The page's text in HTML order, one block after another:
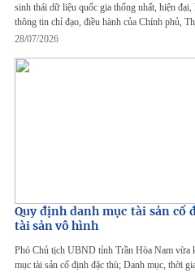
sinh thái dữ liệu quốc gia thống nhất, hiện
thông tin chỉ đạo, điều hành của Chính phủ,
18-24/7/2026.
28/07/2026
Quy định danh mục tài sản cố
tài sản vô hình
Phó Chủ tịch UBND tỉnh Trần Hòa Nam vừa
mục tài sản cố định đặc thù; Danh mục, thời